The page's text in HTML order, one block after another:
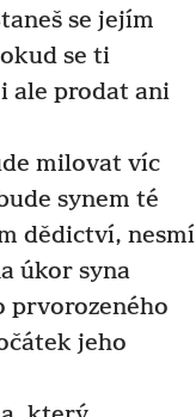
se jejím
se ti
ale prodat ani
milovat víc
synem té
dědictví, nesmí
úkor syna
prvorozeného
jeho